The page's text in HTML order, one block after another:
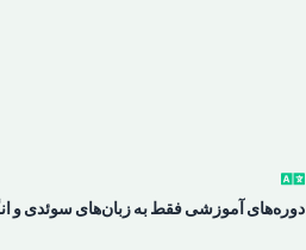
دوره‌های آموزشی فقط به زبان‌های سوئدی و